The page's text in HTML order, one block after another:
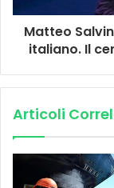
Matteo
italiano. Il
Articoli